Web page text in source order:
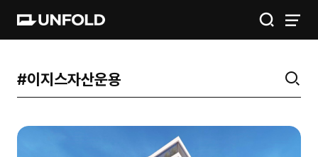
IGIS
공간
금융